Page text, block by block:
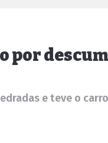
por
e teve o